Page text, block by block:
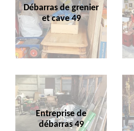
Débarras de grenier
et cave 49
Entreprise de
débarras 49